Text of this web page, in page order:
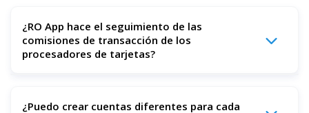
¿RO App hace el seguimiento de las
comisiones de transacción de los
procesadores de tarjetas?
porcentuales para cada pago con tarjeta o sin contacto, y
¿Puedo crear cuentas diferentes para cada